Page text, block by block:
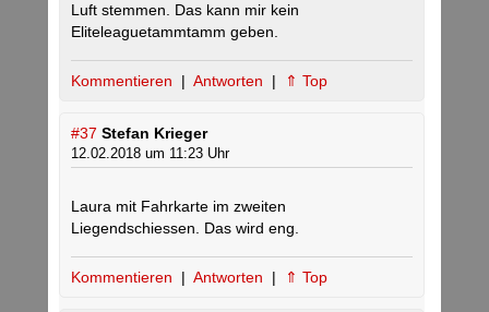
Luft stemmen. Das kann mir kein
Eliteleaguetammtamm geben.
Kommentieren | Antworten | ⇑ Top
#37 Stefan Krieger
12.02.2018 um 11:23 Uhr
Laura mit Fahrkarte im zweiten
Liegendschiessen. Das wird eng.
Kommentieren | Antworten | ⇑ Top